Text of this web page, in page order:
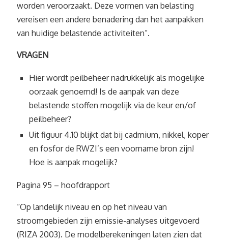
worden veroorzaakt. Deze vormen van belasting
vereisen een andere benadering dan het aanpakken
van huidige belastende activiteiten”.
VRAGEN
Hier wordt peilbeheer nadrukkelijk als mogelijke
oorzaak genoemd! Is de aanpak van deze
belastende stoffen mogelijk via de keur en/of
peilbeheer?
Uit figuur 4.10 blijkt dat bij cadmium, nikkel, koper
en fosfor de RWZI’s een voorname bron zijn!
Hoe is aanpak mogelijk?
Pagina 95 – hoofdrapport
“Op landelijk niveau en op het niveau van
stroomgebieden zijn emissie-analyses uitgevoerd
(RIZA 2003). De modelberekeningen laten zien dat